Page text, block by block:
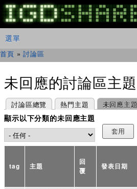
移
至
主
IGDSHARE
獨
遊
發
會
主選單
選單
您在這裡
首頁 »討論區
未回應的討論區主題
主要索引標籤
討論區總覽 熱門主題 未回應主題
(作用中頁籤)
顯示以下分類的未回應主題
tag 主題
回
覆
發表日期